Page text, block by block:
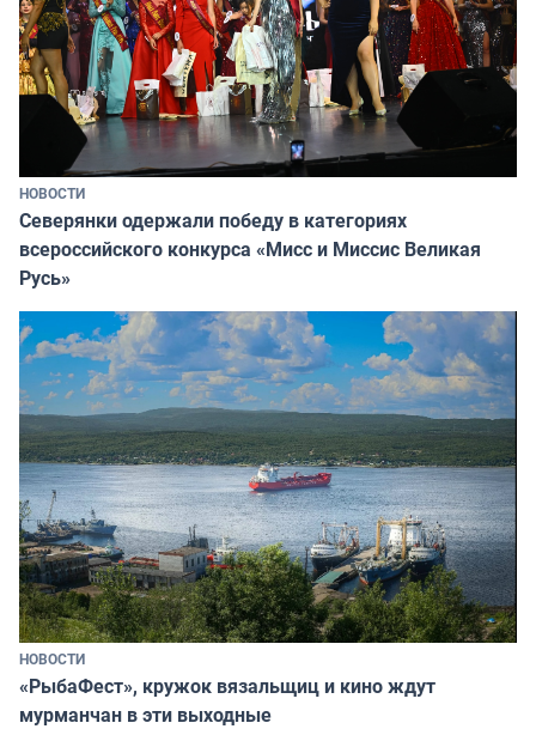
НОВОСТИ
Северянки одержали победу в категориях
всероссийского конкурса «Мисс и Миссис Великая
Русь»
НОВОСТИ
«РыбаФест», кружок вязальщиц и кино ждут
мурманчан в эти выходные